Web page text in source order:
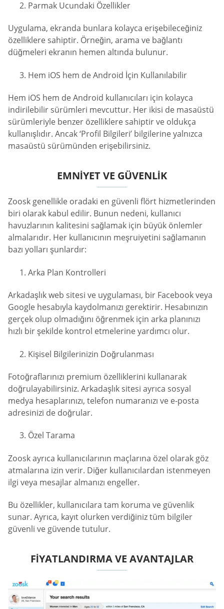
Parmak Ucundaki Özellikler
Uygulama, ekranda bunlara kolayca erişebileceğiniz
özelliklere sahiptir. Örneğin, arama ve bağlantı
düğmeleri ekranın hemen altında bulunur.
Hem iOS hem de Android İçin Kullanılabilir
Hem iOS hem de Android kullanıcıları için kolayca
indirilebilir sürümleri mevcuttur. Her ikisi de masaüstü
sürümleriyle benzer özelliklere sahiptir ve oldukça
kullanışlıdır. Ancak ‘Profil Bilgileri’ bilgilerine yalnızca
masaüstü sürümünden erişebilirsiniz.
EMNIYET VE GÜVENLIK
Zoosk genellikle oradaki en güvenli flört hizmetlerinden
biri olarak kabul edilir. Bunun nedeni, kullanıcı
havuzlarının kalitesini sağlamak için büyük önlemler
almalarıdır. Her kullanıcının meşruiyetini sağlamanın
bazı yolları şunlardır:
Arka Plan Kontrolleri
Arkadaşlık web sitesi ve uygulaması, bir Facebook veya
Google hesabıyla kaydolmanızı gerektirir. Hesabınızın
gerçek olup olmadığını öğrenmek için arka planınızı
hızlı bir şekilde kontrol etmelerine yardımcı olur.
Kişisel Bilgilerinizin Doğrulanması
Fotoğraflarınızı premium özelliklerini kullanarak
doğrulayabilirsiniz. Arkadaşlık sitesi ayrıca sosyal
medya hesaplarınızı, telefon numaranızı ve e-posta
adresinizi de doğrular.
Özel Tarama
Zoosk ayrıca kullanıcılarının maçlarına özel olarak göz
atmalarına izin verir. Diğer kullanıcılardan istenmeyen
ilgi veya mesajlar almanızı engeller.
Bu özellikler, kullanıcılara tam koruma ve güvenlik
sunar. Ayrıca, kayıt olurken verdiğiniz tüm bilgiler
güvenli ve güvende tutulur.
FIYATLANDIRMA VE AVANTAJLAR